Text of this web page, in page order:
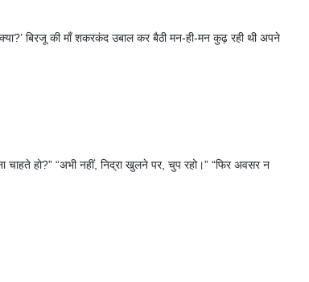
बिरजू की माँ शकरकंद उबाल कर बैठी मन-ही-मन कुढ़ रही थी अपने
चाहते हो?” “अभी नहीं, निद्रा खुलने पर, चुप रहो।” “फिर अवसर न